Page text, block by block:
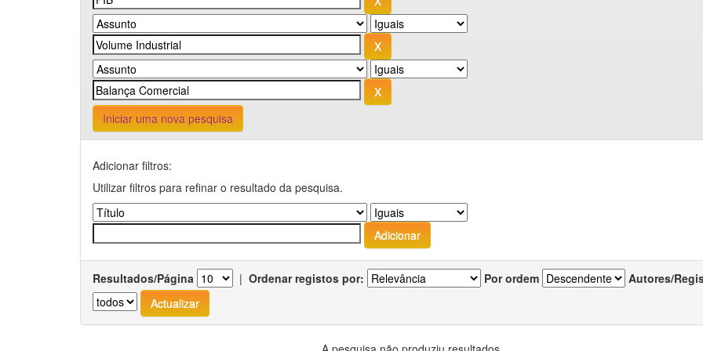
Iniciar uma nova pesquisa
Adicionar filtros:
Utilizar filtros para refinar o resultado da pesquisa.
Resultados/Página | Ordenar registos por: Por ordem Autores/